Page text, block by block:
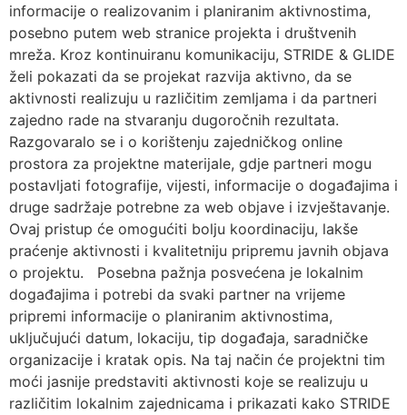
informacije o realizovanim i planiranim aktivnostima,
posebno putem web stranice projekta i društvenih
mreža. Kroz kontinuiranu komunikaciju, STRIDE & GLIDE
želi pokazati da se projekat razvija aktivno, da se
aktivnosti realizuju u različitim zemljama i da partneri
zajedno rade na stvaranju dugoročnih rezultata.
Razgovaralo se i o korištenju zajedničkog online
prostora za projektne materijale, gdje partneri mogu
postavljati fotografije, vijesti, informacije o događajima i
druge sadržaje potrebne za web objave i izvještavanje.
Ovaj pristup će omogućiti bolju koordinaciju, lakše
praćenje aktivnosti i kvalitetniju pripremu javnih objava
o projektu. Posebna pažnja posvećena je lokalnim
događajima i potrebi da svaki partner na vrijeme
pripremi informacije o planiranim aktivnostima,
uključujući datum, lokaciju, tip događaja, saradničke
organizacije i kratak opis. Na taj način će projektni tim
moći jasnije predstaviti aktivnosti koje se realizuju u
različitim lokalnim zajednicama i prikazati kako STRIDE